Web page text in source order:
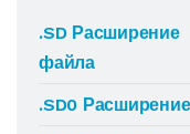
.SD Расширение
файла
.SD0